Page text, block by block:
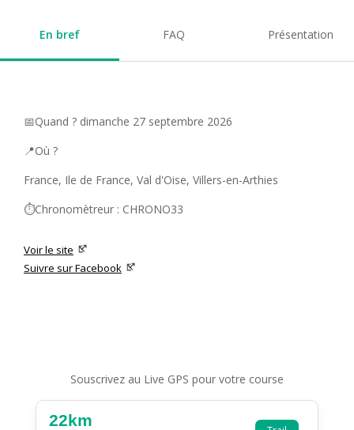
En bref FAQ Présentation
📅Quand ? dimanche 27 septembre 2026
📍Où ?
France, Ile de France, Val d'Oise, Villers-en-Arthies
⏱️Chronomètreur : CHRONO33
Voir le site
Suivre sur Facebook
Souscrivez au Live GPS pour votre course
22km